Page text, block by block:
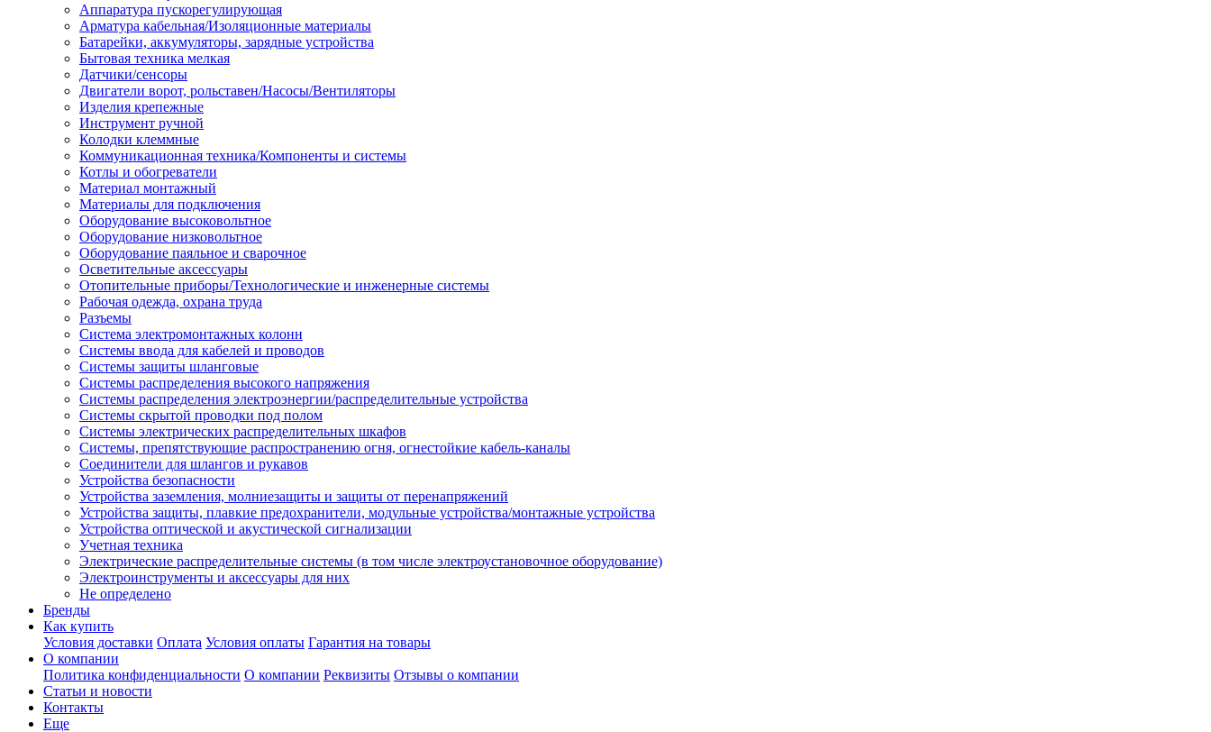
Аппаратура пускорегулирующая
Арматура кабельная/Изоляционные материалы
Батарейки, аккумуляторы, зарядные устройства
Бытовая техника мелкая
Датчики/сенсоры
Двигатели ворот, рольставен/Насосы/Вентиляторы
Изделия крепежные
Инструмент ручной
Колодки клеммные
Коммуникационная техника/Компоненты и системы
Котлы и обогреватели
Материал монтажный
Материалы для подключения
Оборудование высоковольтное
Оборудование низковольтное
Оборудование паяльное и сварочное
Осветительные аксессуары
Отопительные приборы/Технологические и инженерные системы
Рабочая одежда, охрана труда
Разъемы
Система электромонтажных колонн
Системы ввода для кабелей и проводов
Системы защиты шланговые
Системы распределения высокого напряжения
Системы распределения электроэнергии/распределительные устройства
Системы скрытой проводки под полом
Системы электрических распределительных шкафов
Системы, препятствующие распространению огня, огнестойкие кабель-каналы
Соединители для шлангов и рукавов
Устройства безопасности
Устройства заземления, молниезащиты и защиты от перенапряжений
Устройства защиты, плавкие предохранители, модульные устройства/монтажные устройства
Устройства оптической и акустической сигнализации
Учетная техника
Электрические распределительные системы (в том числе электроустановочное оборудование)
Электроинструменты и аксессуары для них
Не определено
Бренды
Как купить
Условия доставки Оплата Условия оплаты Гарантия на товары
О компании
Политика конфиденциальности О компании Реквизиты Отзывы о компании
Статьи и новости
Контакты
Еще